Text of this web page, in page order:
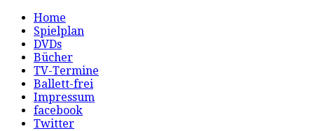
Home
Spielplan
DVDs
Bücher
TV-Termine
Ballett-frei
Impressum
facebook
Twitter